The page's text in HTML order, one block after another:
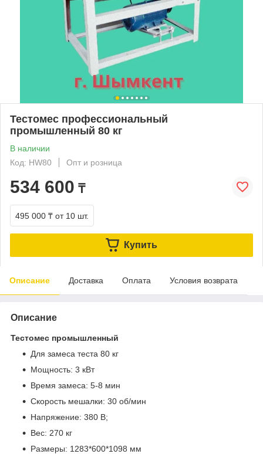
Тестомес профессиональный
промышленный 80 кг
В наличии
Код: HW80
Опт и розница
534 600 ₸
495 000 ₸ от 10 шт.
Купить
Описание Доставка Оплата Условия возврата
Описание
Тестомес промышленный
Для замеса теста 80 кг
Мощность: 3 кВт
Время замеса: 5-8 мин
Скорость мешалки: 30 об/мин
Напряжение: 380 В;
Вес: 270 кг
Размеры: 1283*600*1098 мм